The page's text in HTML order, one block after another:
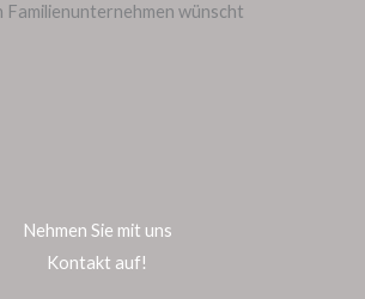
Familienunternehmen wünscht
Nehmen Sie mit uns
Kontakt auf!